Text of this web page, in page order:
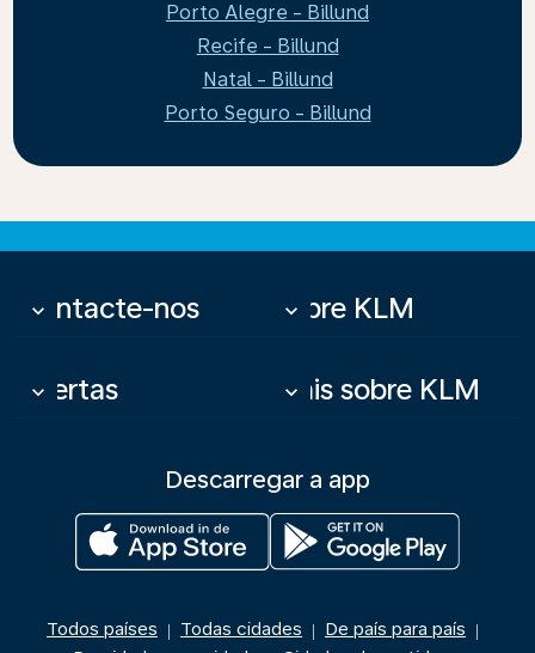
Porto Alegre - Billund
Recife - Billund
Natal - Billund
Porto Seguro - Billund
Contacte-nos
keyboard_arrow_down Sobre KLM
keyboard_arrow_down
Ofertas
keyboard_arrow_down Mais sobre KLM
keyboard_arrow_down
Descarregar a app
Todos países | Todas cidades | De país para país |